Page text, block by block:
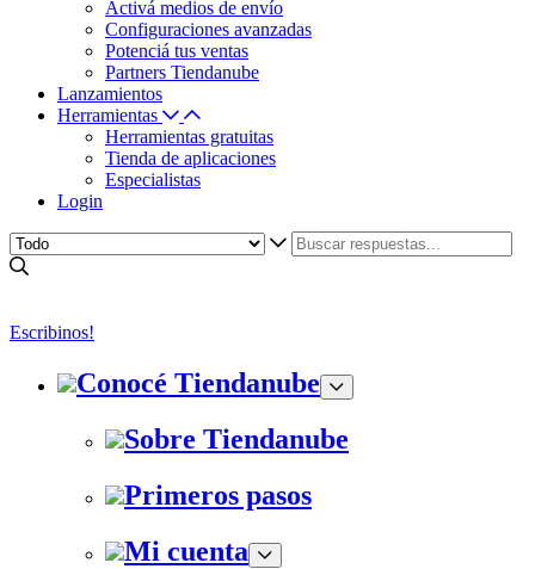
Activá medios de envío
Configuraciones avanzadas
Potenciá tus ventas
Partners Tiendanube
Lanzamientos
Herramientas
Herramientas gratuitas
Tienda de aplicaciones
Especialistas
Login
Escribinos!
Conocé Tiendanube
Sobre Tiendanube
Primeros pasos
Mi cuenta